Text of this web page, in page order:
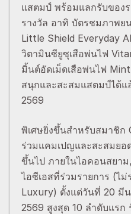
แสตมป์ พร้อมแลกรับของ
รางวัล อาทิ บัตรชมภาพย
Little Shield Everyday
วิตามินซียูซุเสือพ่นไฟ
มิ้นต์อัดเม็ดเสือพ่นไฟ
สนุกและสะสมแสตมป์ได้แ
2569
พิเศษยิ่งขึ้นสำหรับสมาชิก
ร่วมแคมเปญและสะสมยอ
ขึ้นไป ภายในไอคอนสยา
ไอซีเอสที่ร่วมรายการ (ไ
Luxury) ตั้งแต่วันที่ 20 มี
2569 สูงสุด 10 ลำดับแรก